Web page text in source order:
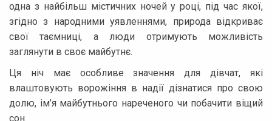
одна з найбільш містичних ночей у році, під час якої,
згідно з народними уявленнями, природа відкриває
свої таємниці, а люди отримують можливість
заглянути в своє майбутнє.
Ця ніч має особливе значення для дівчат, які
влаштовують ворожіння в надії дізнатися про свою
долю, ім’я майбутнього нареченого чи побачити віщий
сон.